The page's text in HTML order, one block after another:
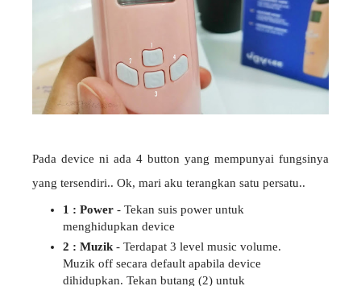
Pada device ni ada 4 button yang mempunyai fungsinya
yang tersendiri.. Ok, mari aku terangkan satu persatu..
1 : Power- Tekan suis power untuk
menghidupkan device
2 : Muzik- Terdapat 3 level music volume.
Muzik off secara default apabila device
dihidupkan. Tekan butang (2) untuk